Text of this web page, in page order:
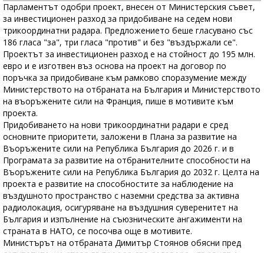
Парламентът одобри проект, внесен от Министерския съвет,
за инвестиционен разход за придобиване на седем нови
трикоординатни радара. Предложението беше гласувано със
186 гласа "за", три гласа "против" и без "въздържали се".
Проектът за инвестиционен разход е на стойност до 195 млн.
евро и е изготвен въз основа на проект на договор по
поръчка за придобиване към рамково споразумение между
Министерството на отбраната на България и Министерството
на въоръжените сили на Франция, пише в мотивите към
проекта.
Придобиването на нови трикоординатни радари е сред
основните приоритети, заложени в Плана за развитие на
Въоръжените сили на Република България до 2026 г. и в
Програмата за развитие на отбранителните способности на
Въоръжените сили на Република България до 2032 г. Целта на
проекта е развитие на способностите за наблюдение на
въздушното пространство с наземни средства за активна
радиолокация, осигуряване на въздушния суверенитет на
България и изпълнение на съюзническите ангажименти на
страната в НАТО, се посочва още в мотивите.
Министърът на отбраната Димитър Стоянов обясни пред